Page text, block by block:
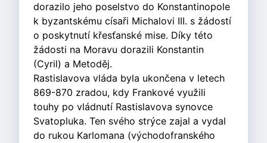
dorazilo jeho poselstvo do Konstantinopole
k byzantskému císaři Michalovi III. s žádostí
o poskytnutí křesťanské mise. Díky této
žádosti na Moravu dorazili Konstantin
(Cyril) a Metoděj.
Rastislavova vláda byla ukončena v letech
869-870 zradou, kdy Frankové využili
touhy po vládnutí Rastislavova synovce
Svatopluka. Ten svého strýce zajal a vydal
do rukou Karlomana (východofranského